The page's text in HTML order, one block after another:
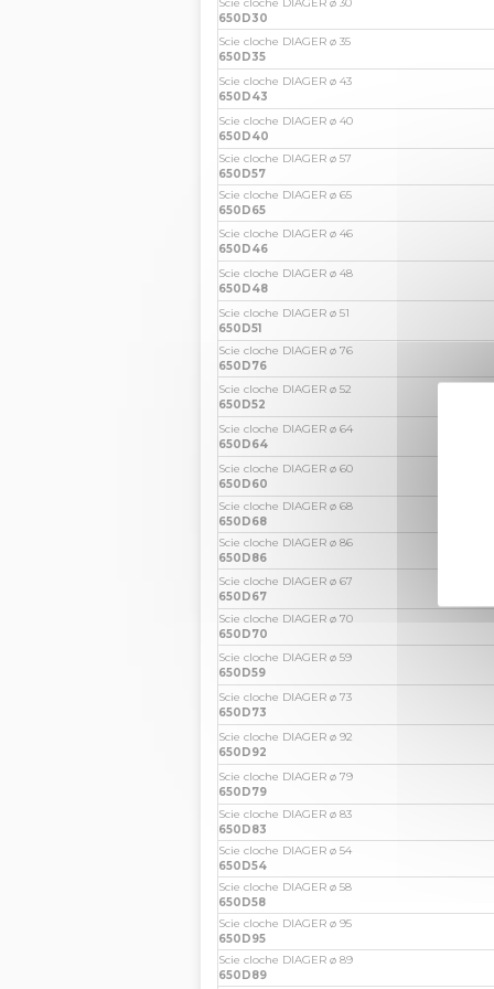
650D30
Scie cloche DIAGER ø 35
650D35
Scie cloche DIAGER ø 43
650D43
Scie cloche DIAGER ø 40
650D40
Scie cloche DIAGER ø 57
650D57
Scie cloche DIAGER ø 65
650D65
Scie cloche DIAGER ø 46
650D46
Scie cloche DIAGER ø 48
650D48
Scie cloche DIAGER ø 51
650D51
Scie cloche DIAGER ø 76
650D76
Scie cloche DIAGER ø 52
650D52
Scie cloche DIAGER ø 64
650D64
Scie cloche DIAGER ø 60
650D60
Scie cloche DIAGER ø 68
650D68
Scie cloche DIAGER ø 86
650D86
Scie cloche DIAGER ø 67
650D67
Scie cloche DIAGER ø 70
650D70
Scie cloche DIAGER ø 59
650D59
Scie cloche DIAGER ø 73
650D73
Scie cloche DIAGER ø 92
650D92
Scie cloche DIAGER ø 79
650D79
Scie cloche DIAGER ø 83
650D83
Scie cloche DIAGER ø 54
650D54
Scie cloche DIAGER ø 58
650D58
Scie cloche DIAGER ø 95
650D95
Scie cloche DIAGER ø 89
650D89